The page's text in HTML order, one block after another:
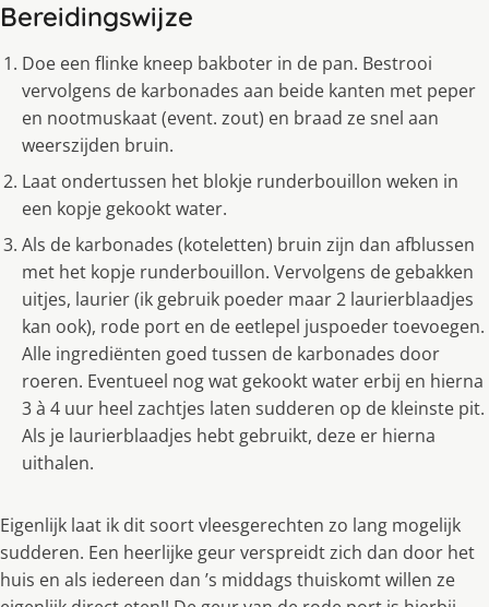
Bereidingswijze
Doe een flinke kneep bakboter in de pan. Bestrooi
vervolgens de karbonades aan beide kanten met peper
en nootmuskaat (event. zout) en braad ze snel aan
weerszijden bruin.
Laat ondertussen het blokje runderbouillon weken in
een kopje gekookt water.
Als de karbonades (koteletten) bruin zijn dan afblussen
met het kopje runderbouillon. Vervolgens de gebakken
uitjes, laurier (ik gebruik poeder maar 2 laurierblaadjes
kan ook), rode port en de eetlepel juspoeder toevoegen.
Alle ingrediënten goed tussen de karbonades door
roeren. Eventueel nog wat gekookt water erbij en hierna
3 à 4 uur heel zachtjes laten sudderen op de kleinste pit.
Als je laurierblaadjes hebt gebruikt, deze er hierna
uithalen.
Eigenlijk laat ik dit soort vleesgerechten zo lang mogelijk
sudderen. Een heerlijke geur verspreidt zich dan door het
huis en als iedereen dan ’s middags thuiskomt willen ze